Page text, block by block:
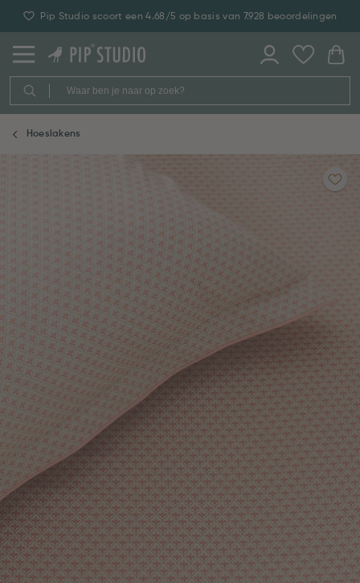
Pip Studio scoort een 4.68/5 op basis van 7.928 beoordelingen
Hoeslakens